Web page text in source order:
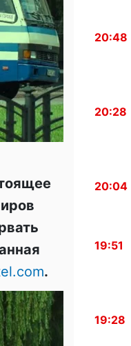
.
20:48
20:28
20:04
19:51
19:28